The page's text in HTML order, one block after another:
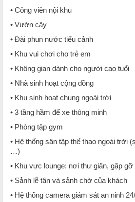
• Công viên nội khu
• Vườn cây
• Đài phun nước tiểu cảnh
• Khu vui chơi cho trẻ em
• Không gian dành cho người cao tuổi
• Nhà sinh hoạt cộng đồng
• Khu sinh hoạt chung ngoài trời
• 3 tầng hầm để xe thông minh
• Phòng tập gym
• Hệ thống sân tập thể thao ngoài trời
…)
• Khu vực lounge: nơi thư giãn, gặp gỡ
• Sảnh lễ tân và sảnh chờ của khách
• Hệ thống camera giám sát an ninh